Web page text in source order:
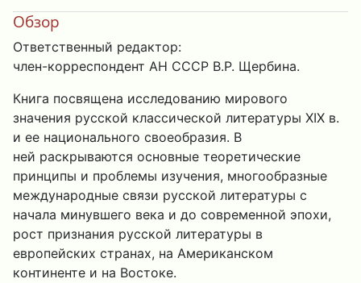
Обзор
Ответственный редактор:
член-корреспондент АН СССР В.Р. Щербина.
Книга посвящена исследованию мирового
значения русской классической литературы XIX в.
и ее национального своеобразия. В
ней раскрываются основные теоретические
принципы и проблемы изучения, многообразные
международные связи русской литературы с
начала минувшего века и до современной эпохи,
рост признания русской литературы в
европейских странах, на Американском
континенте и на Востоке.